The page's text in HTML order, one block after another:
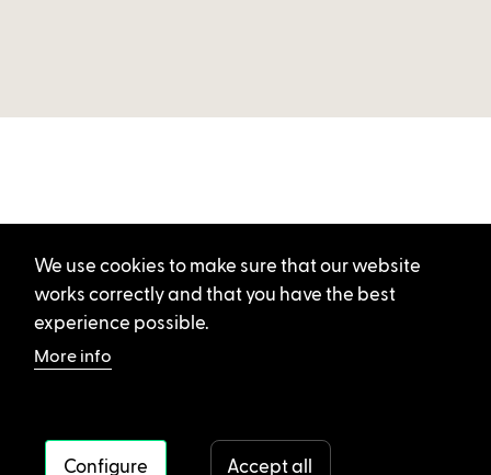
We use cookies to make sure that our website
works correctly and that you have the best
experience possible.
More info
Configure Accept all